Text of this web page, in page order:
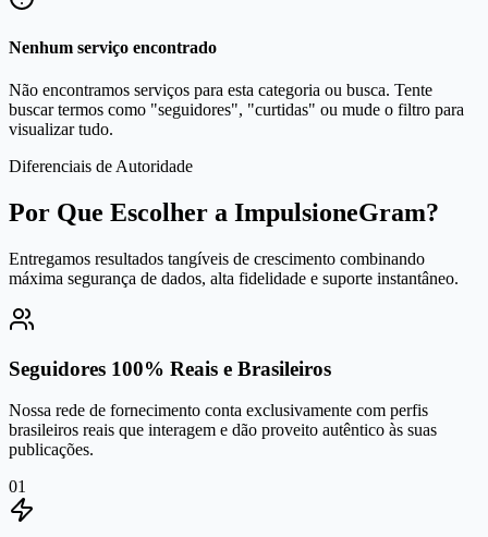
Nenhum serviço encontrado
Não encontramos serviços para esta categoria ou busca. Tente
buscar termos como "seguidores", "curtidas" ou mude o filtro para
visualizar tudo.
Diferenciais de Autoridade
Por Que Escolher a ImpulsioneGram?
Entregamos resultados tangíveis de crescimento combinando
máxima segurança de dados, alta fidelidade e suporte instantâneo.
Seguidores 100% Reais e Brasileiros
Nossa rede de fornecimento conta exclusivamente com perfis
brasileiros reais que interagem e dão proveito autêntico às suas
publicações.
01